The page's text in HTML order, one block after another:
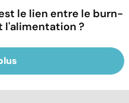
le lien entre le burn-
l'alimentation ?